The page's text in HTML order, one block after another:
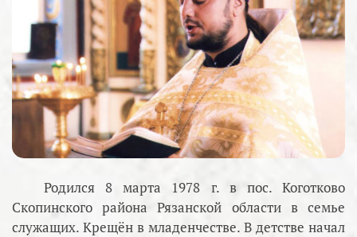
Родился 8 марта 1978 г. в пос. Коготково
Скопинского района Рязанской области в семье
служащих. Крещён в младенчестве. В детстве начал